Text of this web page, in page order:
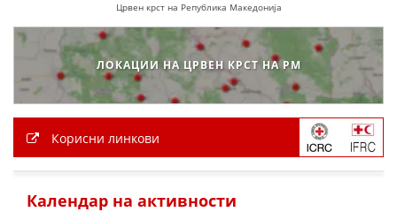
Црвен крст на Република Македонија
ЛОКАЦИИ НА ЦРВЕН КРСТ НА РМ
Корисни линкови
Календар на активности